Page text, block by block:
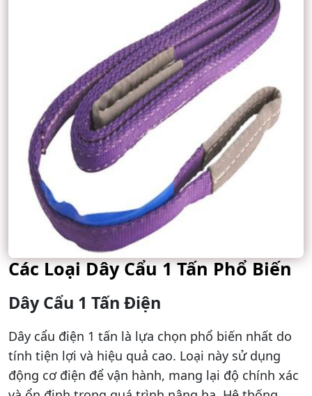
Các Loại Dây Cẩu 1 Tấn Phổ Biến
Dây Cẩu 1 Tấn Điện
Dây cẩu điện 1 tấn là lựa chọn phổ biến nhất do
tính tiện lợi và hiệu quả cao. Loại này sử dụng
động cơ điện để vận hành, mang lại độ chính xác